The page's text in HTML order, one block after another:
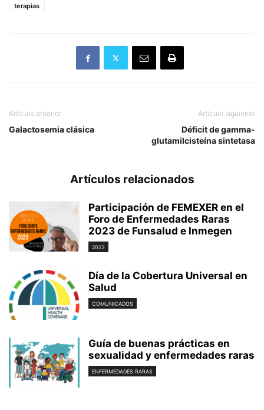
terapias
Artículo anterior
Galactosemia clásica
Artículo siguiente
Déficit de gamma-
glutamilcisteína sintetasa
Artículos relacionados
Participación de FEMEXER en el
Foro de Enfermedades Raras
2023 de Funsalud e Inmegen
2023
Día de la Cobertura Universal en
Salud
COMUNICADOS
Guía de buenas prácticas en
sexualidad y enfermedades raras
ENFERMEDADES RARAS